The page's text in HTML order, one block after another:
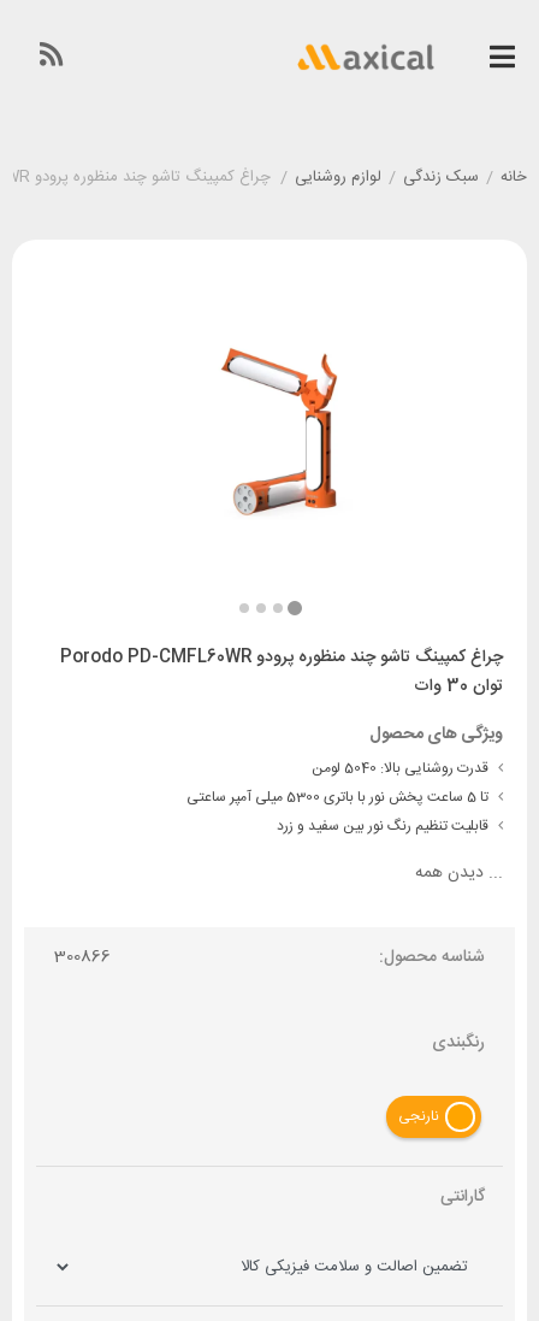
خانه / سبک زندگی / لوازم روشنایی / چراغ کمپینگ تاشو چند منظوره پرودو Porodo PD-CMFL60WR توان 30 وات
چراغ کمپینگ تاشو چند منظوره پرودو Porodo PD-CMFL60WR
توان 30 وات
ویژگی های محصول
قدرت روشنایی بالا: 5040 لومن
تا 5 ساعت پخش نور با باتری 5300 میلی آمپر ساعتی
قابلیت تنظیم رنگ نور بین سفید و زرد
... دیدن همه
شناسه محصول: 300866
رنگبندی
نارنجی
گارانتی